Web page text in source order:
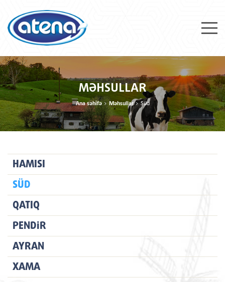
MƏHSULLAR
Ana səhifə Məhsullar Süd
HAMISI
SÜD
QATIQ
PENDIR
AYRAN
XAMA